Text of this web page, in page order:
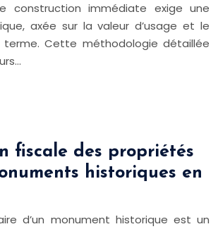
construction immédiate exige une
axée sur la valeur d’usage et le
Cette méthodologie détaillée
fiscale des propriétés
historiques en
d’un monument historique est un